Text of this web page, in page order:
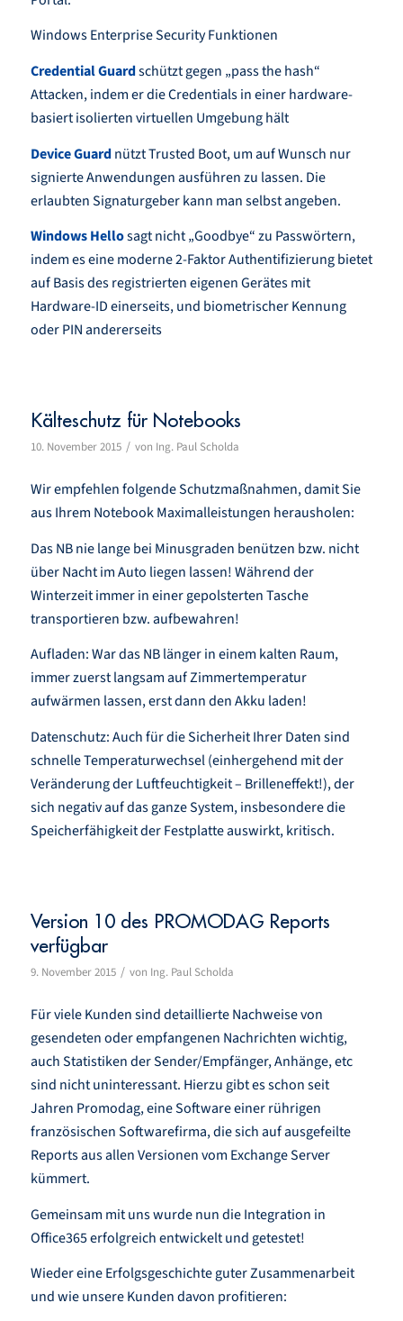
Windows Enterprise Security Funktionen
Credential Guardschützt gegen „pass the hash“
Attacken, indem er die Credentials in einer hardware-
basiert isolierten virtuellen Umgebung hält
Device Guardnützt Trusted Boot, um auf Wunsch nur
signierte Anwendungen ausführen zu lassen. Die
erlaubten Signaturgeber kann man selbst angeben.
Windows Hellosagt nicht „Goodbye“ zu Passwörtern,
indem es eine moderne 2-Faktor Authentifizierung bietet
auf Basis des registrierten eigenen Gerätes mit
Hardware-ID einerseits, und biometrischer Kennung
oder PIN andererseits
Kälteschutz für Notebooks
10. November 2015 / von Ing. Paul Scholda
Wir empfehlen folgende Schutzmaßnahmen, damit Sie
aus Ihrem Notebook Maximalleistungen herausholen:
Das NB nie lange bei Minusgraden benützen bzw. nicht
über Nacht im Auto liegen lassen! Während der
Winterzeit immer in einer gepolsterten Tasche
transportieren bzw. aufbewahren!
Aufladen: War das NB länger in einem kalten Raum,
immer zuerst langsam auf Zimmertemperatur
aufwärmen lassen, erst dann den Akku laden!
Datenschutz: Auch für die Sicherheit Ihrer Daten sind
schnelle Temperaturwechsel (einhergehend mit der
Veränderung der Luftfeuchtigkeit – Brilleneffekt!), der
sich negativ auf das ganze System, insbesondere die
Speicherfähigkeit der Festplatte auswirkt, kritisch.
Version 10 des PROMODAG Reports
verfügbar
9. November 2015 / von Ing. Paul Scholda
Für viele Kunden sind detaillierte Nachweise von
gesendeten oder empfangenen Nachrichten wichtig,
auch Statistiken der Sender/Empfänger, Anhänge, etc
sind nicht uninteressant. Hierzu gibt es schon seit
Jahren Promodag, eine Software einer rührigen
französischen Softwarefirma, die sich auf ausgefeilte
Reports aus allen Versionen vom Exchange Server
kümmert.
Gemeinsam mit uns wurde nun die Integration in
Office365 erfolgreich entwickelt und getestet!
Wieder eine Erfolgsgeschichte guter Zusammenarbeit
und wie unsere Kunden davon profitieren: